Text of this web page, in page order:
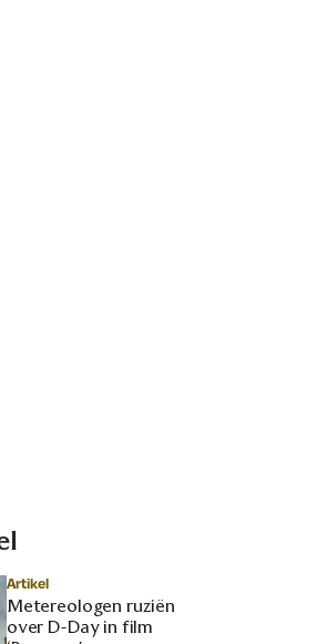
Artikel
Metereologen ruziën
over D-Day in film